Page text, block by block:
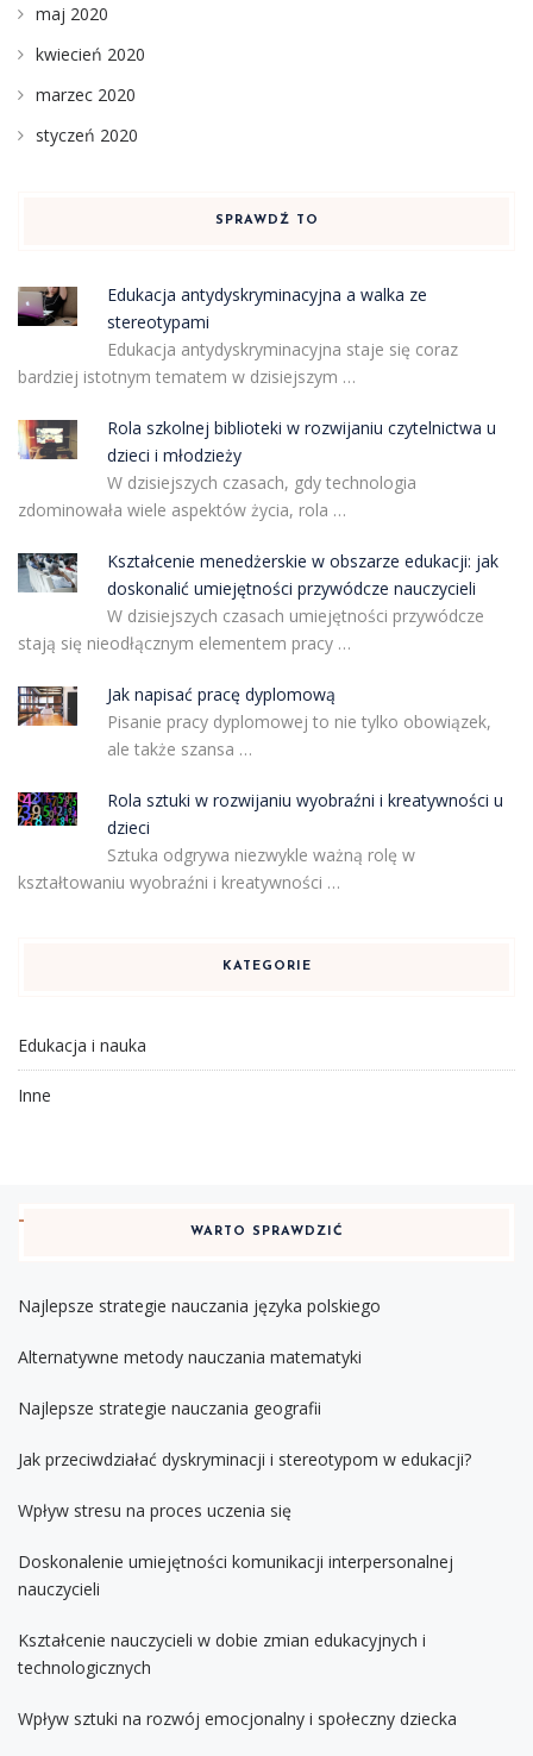
maj 2020
kwiecień 2020
marzec 2020
styczeń 2020
SPRAWDŹ TO
Edukacja antydyskryminacyjna a walka ze
stereotypami
Edukacja antydyskryminacyjna staje się coraz
bardziej istotnym tematem w dzisiejszym …
Rola szkolnej biblioteki w rozwijaniu czytelnictwa u
dzieci i młodzieży
W dzisiejszych czasach, gdy technologia
zdominowała wiele aspektów życia, rola …
Kształcenie menedżerskie w obszarze edukacji: jak
doskonalić umiejętności przywódcze nauczycieli
W dzisiejszych czasach umiejętności przywódcze
stają się nieodłącznym elementem pracy …
Jak napisać pracę dyplomową
Pisanie pracy dyplomowej to nie tylko obowiązek,
ale także szansa …
Rola sztuki w rozwijaniu wyobraźni i kreatywności u
dzieci
Sztuka odgrywa niezwykle ważną rolę w
kształtowaniu wyobraźni i kreatywności …
KATEGORIE
Edukacja i nauka
Inne
WARTO SPRAWDZIĆ
Najlepsze strategie nauczania języka polskiego
Alternatywne metody nauczania matematyki
Najlepsze strategie nauczania geografii
Jak przeciwdziałać dyskryminacji i stereotypom w edukacji?
Wpływ stresu na proces uczenia się
Doskonalenie umiejętności komunikacji interpersonalnej
nauczycieli
Kształcenie nauczycieli w dobie zmian edukacyjnych i
technologicznych
Wpływ sztuki na rozwój emocjonalny i społeczny dziecka